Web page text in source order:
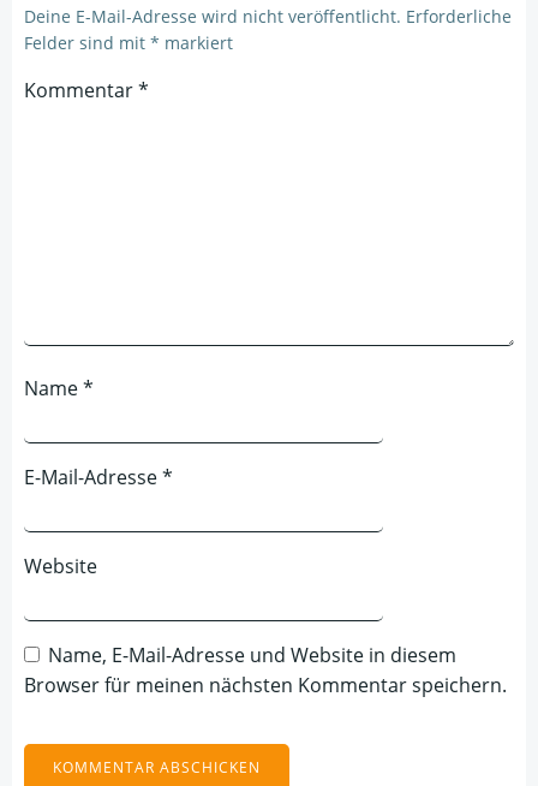
Deine E-Mail-Adresse wird nicht veröffentlicht. Erforderliche
Felder sind mit * markiert
Kommentar*
Name*
E-Mail-Adresse*
Website
Name, E-Mail-Adresse und Website in diesem
Browser für meinen nächsten Kommentar speichern.